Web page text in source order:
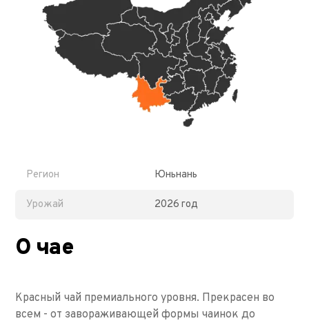
Регион Юньнань
Урожай 2026 год
О чае
Красный чай премиального уровня. Прекрасен во
всем - от завораживающей формы чаинок до